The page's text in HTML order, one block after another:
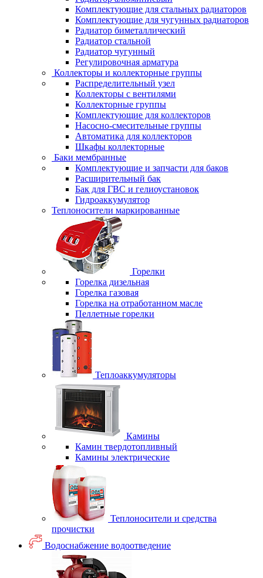
Комплектующие для стальных радиаторов
Комплектующие для чугунных радиаторов
Радиатор биметаллический
Радиатор стальной
Радиатор чугунный
Регулировочная арматура
Коллекторы и коллекторные группы
Распределительный узел
Коллекторы с вентилями
Коллекторные группы
Комплектующие для коллекторов
Насосно-смесительные группы
Автоматика для коллекторов
Шкафы коллекторные
Баки мембранные
Комплектующие и запчасти для баков
Расширительный бак
Бак для ГВС и гелиоустановок
Гидроаккумулятор
Теплоносители маркированные
Горелки
Горелка дизельная
Горелка газовая
Горелка на отработанном масле
Пеллетные горелки
Теплоаккумуляторы
Камины
Камин твердотопливный
Камины электрические
Теплоносители и средства
прочистки
Водоснабжение водоотведение